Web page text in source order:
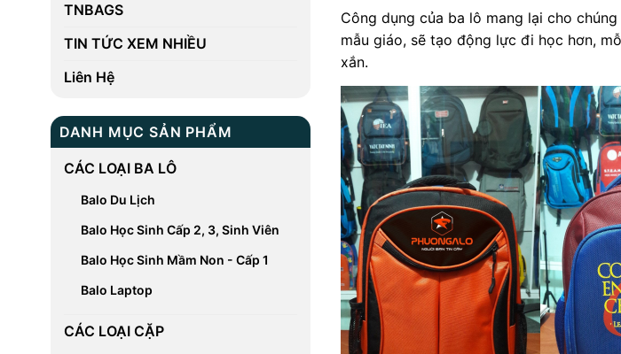
TNBAGS
TIN TỨC XEM NHIỀU
Liên Hệ
DANH MỤC SẢN PHẨM
CÁC LOẠI BA LÔ
Balo Du Lịch
Balo Học Sinh Cấp 2, 3, Sinh Viên
Balo Học Sinh Mầm Non - Cấp 1
Balo Laptop
CÁC LOẠI CẶP
Công dụng của ba lô mang lại cho
mẫu giáo, sẽ tạo động lực đi học hơn,
xắn.